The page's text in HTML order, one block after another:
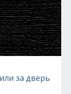
за дверь